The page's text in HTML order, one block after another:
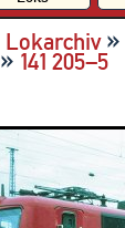
Lokarchiv»
»141 205–5